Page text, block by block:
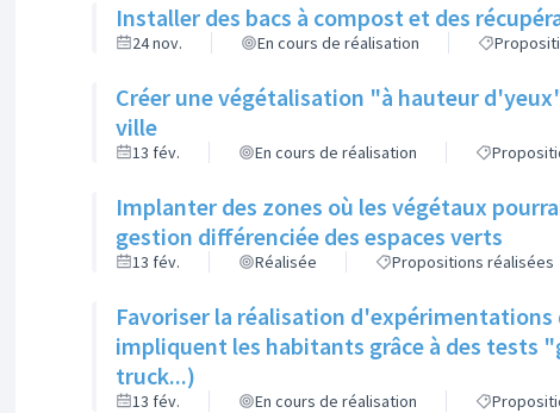
Installer des bacs à compost et des
24 nov. En cours de réalisation
Créer une végétalisation "à hauteur
ville
13 fév. En cours de réalisation
Implanter des zones où les végétaux
gestion différenciée des espaces verts
13 fév. Réalisée Propositions réalisées
Favoriser la réalisation
impliquent les habitants grâce à des tests
truck...)
13 fév. En cours de réalisation